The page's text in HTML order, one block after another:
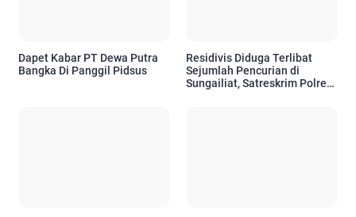
Dapet Kabar PT Dewa Putra
Bangka Di Panggil Pidsus
Residivis Diduga Terlibat
Sejumlah Pencurian di
Sungailiat, Satreskrim Polres